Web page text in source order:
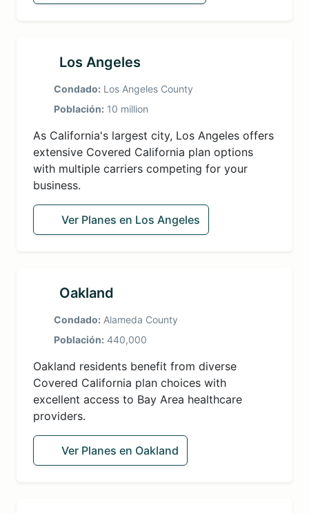
Los Angeles
Condado: Los Angeles County
Población: 10 million
As California's largest city, Los Angeles offers
extensive Covered California plan options
with multiple carriers competing for your
business.
Ver Planes en Los Angeles
Oakland
Condado: Alameda County
Población: 440,000
Oakland residents benefit from diverse
Covered California plan choices with
excellent access to Bay Area healthcare
providers.
Ver Planes en Oakland